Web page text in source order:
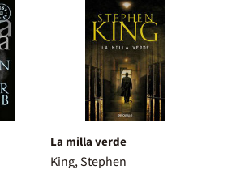
La milla verde
King, Stephen